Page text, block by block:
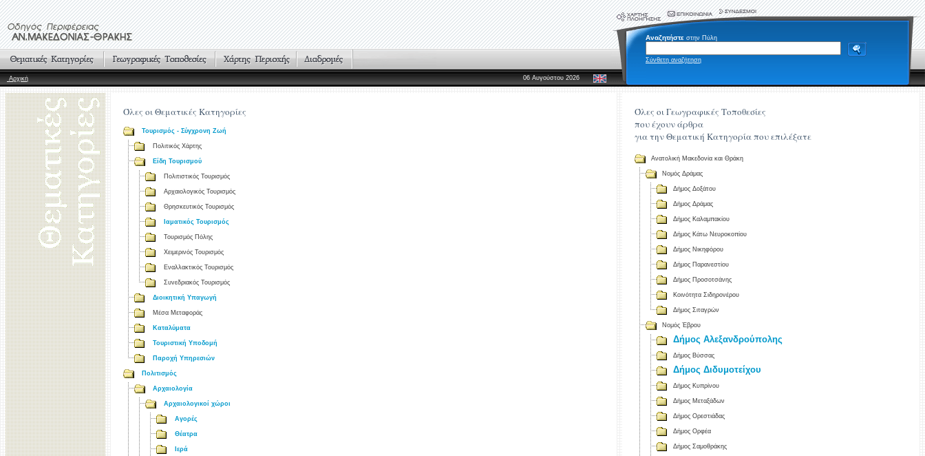
Αναζητήστε στην Πύλη
Σύνθετη αναζήτηση
Αρχική 06 Αυγούστου 2026
Όλες οι Θεματικές Κατηγορίες
Τουρισμός - Σύγχρονη Ζωή
Πολιτικός Χάρτης
Είδη Τουρισμού
Πολιτιστικός Τουρισμός
Αρχαιολογικός Τουρισμός
Θρησκευτικός Τουρισμός
Ιαματικός Τουρισμός
Τουρισμός Πόλης
Χειμερινός Τουρισμός
Εναλλακτικός Τουρισμός
Συνεδριακός Τουρισμός
Διοικητική Υπαγωγή
Μέσα Μεταφοράς
Καταλύματα
Τουριστική Υποδομή
Παροχή Υπηρεσιών
Πολιτισμός
Αρχαιολογία
Αρχαιολογικοί χώροι
Αγορές
Θέατρα
Ιερά
Όλες οι Γεωγραφικές Τοποθεσίες
που έχουν άρθρα
για την Θεματική Κατηγορία που επιλέξατε
Ανατολική Μακεδονία και Θράκη
Νομός Δράμας
Δήμος Δοξάτου
Δήμος Δράμας
Δήμος Καλαμπακίου
Δήμος Κάτω Νευροκοπίου
Δήμος Νικηφόρου
Δήμος Παρανεστίου
Δήμος Προσοτσάνης
Κοινότητα Σιδηρονέρου
Δήμος Σιταγρών
Νομός Έβρου
Δήμος Αλεξανδρούπολης
Δήμος Βύσσας
Δήμος Διδυμοτείχου
Δήμος Κυπρίνου
Δήμος Μεταξάδων
Δήμος Ορεστιάδας
Δήμος Ορφέα
Δήμος Σαμοθράκης